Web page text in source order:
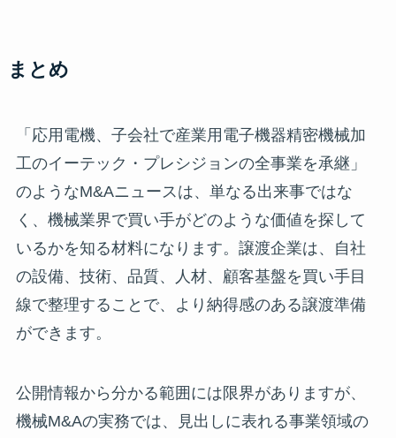
まとめ
「応用電機、子会社で産業用電子機器精密機械加
工のイーテック・プレシジョンの全事業を承継」
のようなM&Aニュースは、単なる出来事ではな
く、機械業界で買い手がどのような価値を探して
いるかを知る材料になります。譲渡企業は、自社
の設備、技術、品質、人材、顧客基盤を買い手目
線で整理することで、より納得感のある譲渡準備
ができます。
公開情報から分かる範囲には限界がありますが、
機械M&Aの実務では、見出しに表れる事業領域の